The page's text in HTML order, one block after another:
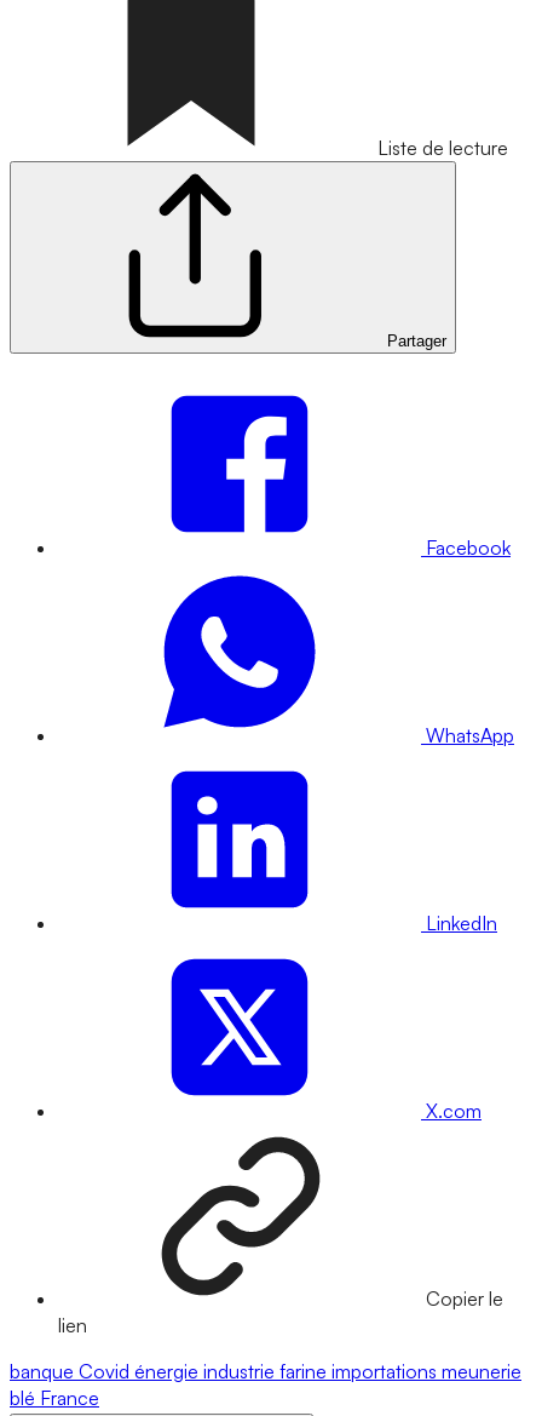
Liste de lecture
Partager
Facebook
WhatsApp
LinkedIn
X.com
Copier le
lien
banque Covid énergie industrie farine importations meunerie
blé France